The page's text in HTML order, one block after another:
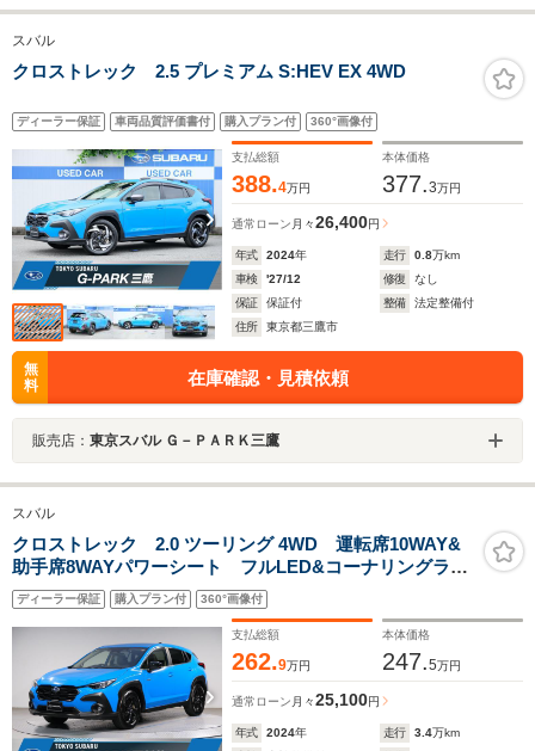
スバル
クロストレック 2.5 プレミアム S:HEV EX 4WD
ディーラー保証 車両品質評価書付 購入プラン付 360°画像付
支払総額
388.4万円
本体価格
377.3万円
通常ローン 月々26,400円
年式 2024年 走行 0.8万km
車検
'27/12 修復
なし
保証
保証付 整備
法定整備付
住所
東京都三鷹市
無
料
在庫確認・見積依頼
販売店： 東京スバル Ｇ－ＰＡＲＫ三鷹
スバル
クロストレック 2.0 ツーリング 4WD 運転席10WAY&
助手席8WAYパワーシート フルLED&コーナリングラン
プ/ADB/SRH 11.6インチCID&インフォテイメントシス
テム デジタルマルチビューモニター 全周囲カメラ
ETC
ディーラー保証 購入プラン付 360°画像付
支払総額
262.9万円
本体価格
247.5万円
通常ローン 月々25,100円
年式 2024年 走行 3.4万km